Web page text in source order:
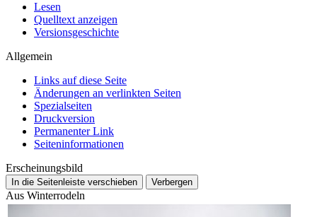
Lesen
Quelltext anzeigen
Versionsgeschichte
Allgemein
Links auf diese Seite
Änderungen an verlinkten Seiten
Spezialseiten
Druckversion
Permanenter Link
Seiten­­informationen
Erscheinungsbild
In die Seitenleiste verschieben Verbergen
Aus Winterrodeln